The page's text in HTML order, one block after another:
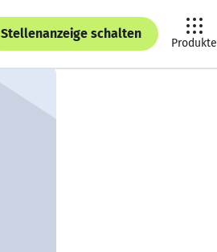
Stellenanzeige schalten
Produkte